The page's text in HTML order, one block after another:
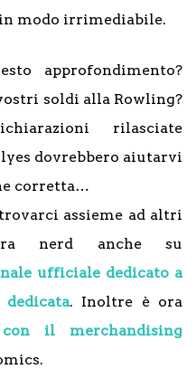
modo irrimediabile.
approfondimento?
soldi alla Rowling?
rilasciate
dovrebbero aiutarvi
corretta…
assieme ad altri
nerd anche su
ufficiale dedicato a
dedicata. Inoltre è ora
il merchandising